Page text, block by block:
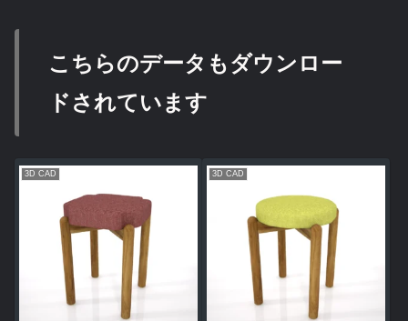
こちらのデータもダウンロー
ドされています
3D CAD 3D CAD